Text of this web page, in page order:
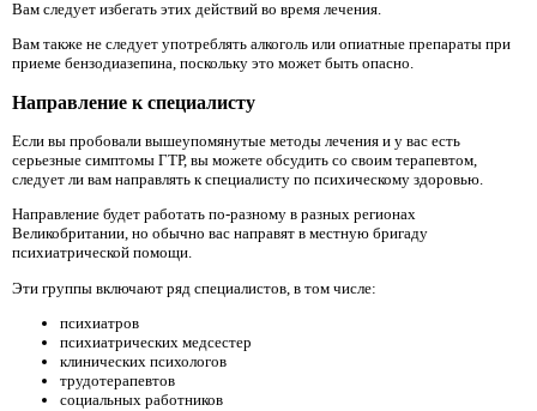
Вам следует избегать этих действий во время лечения.
Вам также не следует употреблять алкоголь или опиатные препараты при
приеме бензодиазепина, поскольку это может быть опасно.
Направление к специалисту
Если вы пробовали вышеупомянутые методы лечения и у вас есть
серьезные симптомы ГТР, вы можете обсудить со своим терапевтом,
следует ли вам направлять к специалисту по психическому здоровью.
Направление будет работать по-разному в разных регионах
Великобритании, но обычно вас направят в местную бригаду
психиатрической помощи.
Эти группы включают ряд специалистов, в том числе:
психиатров
психиатрических медсестер
клинических психологов
трудотерапевтов
социальных работников